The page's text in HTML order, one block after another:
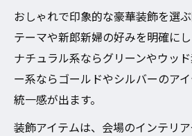
おしゃれで印象的な豪華装飾を選
テーマや新郎新婦の好みを明確にし
ナチュラル系ならグリーンやウッ
ー系ならゴールドやシルバーのア
統一感が出ます。
装飾アイテムは、会場のインテリ